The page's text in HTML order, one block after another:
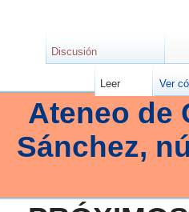
Ateneo de
Sánchez,
Discusión
Leer Ver